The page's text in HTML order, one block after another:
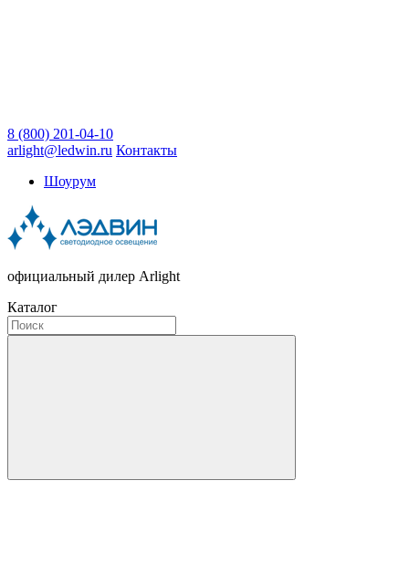
8 (800) 201-04-10
arlight@ledwin.ru Контакты
Шоурум
официальный дилер Arlight
Каталог